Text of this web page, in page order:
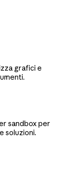
grafici e
sandbox per
soluzioni.